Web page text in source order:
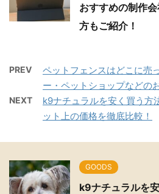
おすすめの制作
方もご紹介！
PREV
ペットフェンスはどこに売
ー・ペットショップなどの
NEXT
k9ナチュラルを安く買う方
ット上の価格を徹底比較！
GOODS
k9ナチュラルを